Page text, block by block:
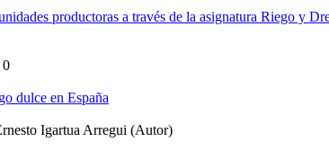
productoras a través de la asignatura Riego y
0
dulce en España
Igartua Arregui (Autor)